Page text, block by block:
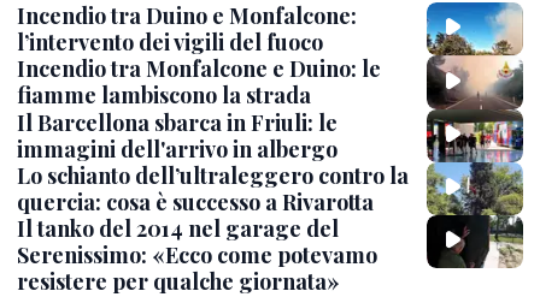
Incendio tra Duino e Monfalcone:
l’intervento dei vigili del fuoco
Incendio tra Monfalcone e Duino: le
fiamme lambiscono la strada
Il Barcellona sbarca in Friuli: le
immagini dell'arrivo in albergo
Lo schianto dell’ultraleggero contro la
quercia: cosa è successo a Rivarotta
Il tanko del 2014 nel garage del
Serenissimo: «Ecco come potevamo
resistere per qualche giornata»